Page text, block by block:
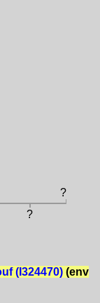
?
?
(I324470)(env